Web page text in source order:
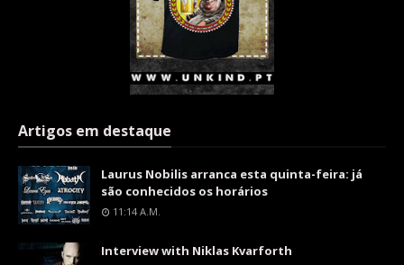
Artigos em destaque
Laurus Nobilis arranca esta quinta-feira: já
são conhecidos os horários
11:14 A.m.
Interview with Niklas Kvarforth